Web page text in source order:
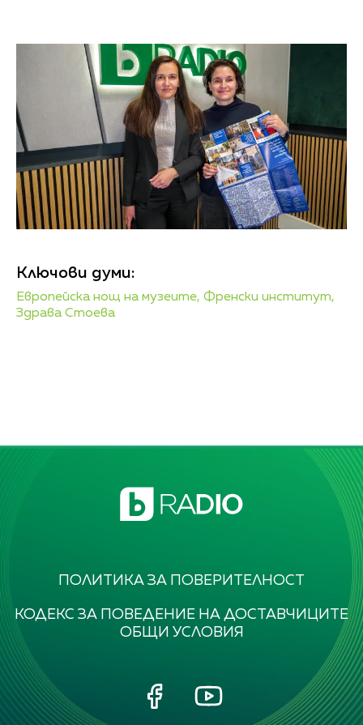
Ключови думи:
Европейска нощ на музеите, Френски институт,
Здрава Стоева
ПОЛИТИКА ЗА ПОВЕРИТЕЛНОСТ
КОДЕКС ЗА ПОВЕДЕНИЕ НА ДОСТАВЧИЦИТЕ
ОБЩИ УСЛОВИЯ